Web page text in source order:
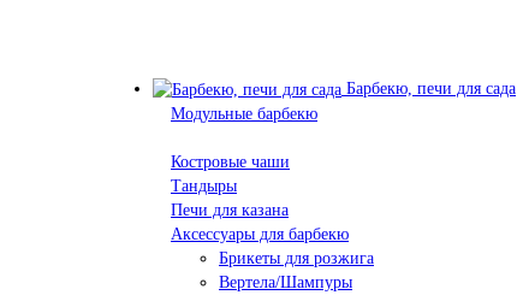
Барбекю, печи для сада
Модульные барбекю
Костровые чаши
Тандыры
Печи для казана
Аксессуары для барбекю
Брикеты для розжига
Вертела/Шампуры